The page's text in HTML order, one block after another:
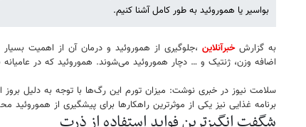
بواسیر یا هموروئید به طور کامل آشنا کنیم.
به گزارشخبرآنلاین،جلوگیری از هموروئید و درمان آن از اهمیت بسیار
اضافه وزن، ژنتیک و … دچار هموروئید می‌شوند. هموروئید که در
سلامت نیوز در خبری نوشت: میزان تورم این رگ‌ها با توجه به دلیل
برنامه غذایی نیز یکی از موثرترین راهکارها برای پیشگیری از